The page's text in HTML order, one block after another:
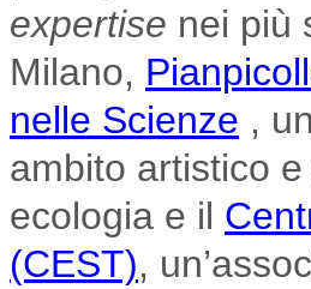
expertise nei più
Milano,
nelle Scienze ,
ambito artistico
ecologia e il
(CEST),